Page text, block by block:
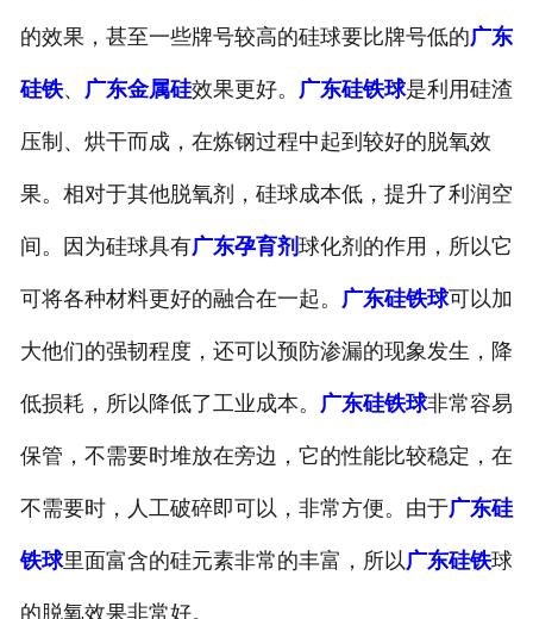
的效果，甚至一些牌号较高的硅球要比牌号低的广东
硅铁、 广东金属硅效果更好。 广东硅铁球是利用硅渣
压制、烘干而成，在炼钢过程中起到较好的脱氧效
果。相对于其他脱氧剂，硅球成本低，提升了利润空
间。因为硅球具有广东孕育剂球化剂的作用，所以它
可将各种材料更好的融合在一起。 广东硅铁球可以加
大他们的强韧程度，还可以预防渗漏的现象发生，降
低损耗，所以降低了工业成本。 广东硅铁球非常容易
保管，不需要时堆放在旁边，它的性能比较稳定，在
不需要时，人工破碎即可以，非常方便。由于广东硅
铁球里面富含的硅元素非常的丰富，所以广东硅铁球
的脱氧效果非常好。